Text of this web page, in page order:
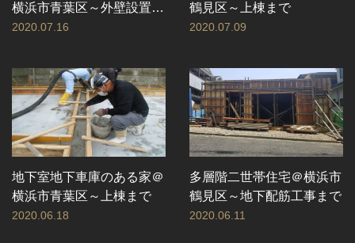
横浜市青葉区～外壁設置、
断熱工事まで
2020.07.16
鶴見区～上棟まで
2020.07.09
地下室地下車庫のある家＠
横浜市青葉区～上棟まで
2020.06.18
多層階二世帯住宅＠横浜市
鶴見区～地下配筋工事まで
2020.06.11